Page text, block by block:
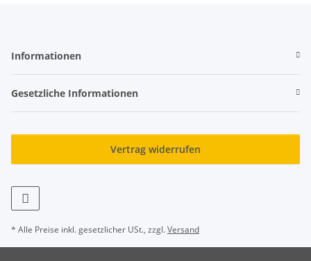
Informationen
Gesetzliche Informationen
Vertrag widerrufen
* Alle Preise inkl. gesetzlicher USt., zzgl.Versand